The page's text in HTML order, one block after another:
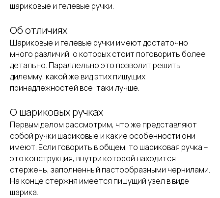
шариковые и гелевые ручки.
Об отличиях
Шариковые и гелевые ручки имеют достаточно
много различий, о которых стоит поговорить более
детально. Параллельно это позволит решить
дилемму, какой же вид этих пишущих
принадлежностей все-таки лучше.
О шариковых ручках
Первым делом рассмотрим, что же представляют
собой ручки шариковые и какие особенности они
имеют. Если говорить в общем, то шариковая ручка –
это конструкция, внутри которой находится
стержень, заполненный пастообразными чернилами.
На конце стержня имеется пишущий узел в виде
шарика.